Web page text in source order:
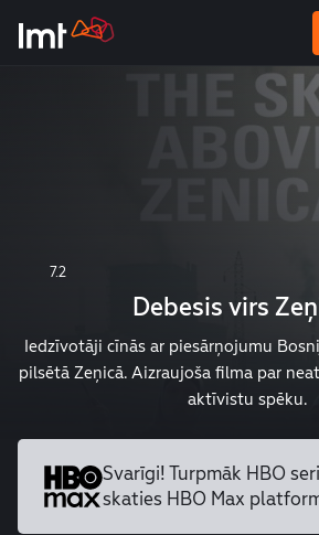
7.2
Debesis virs
Iedzīvotāji cīnās ar piesārņojumu
pilsētā Zeņicā. Aizraujoša filma par
aktīvistu spēku.
Svarīgi! Turpmāk HBO
skaties HBO Max